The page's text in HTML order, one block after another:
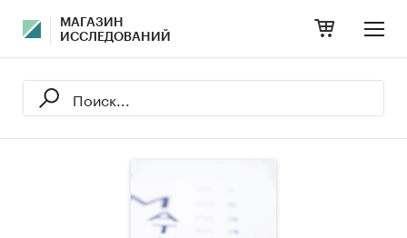
МАГАЗИН
ИССЛЕДОВАНИЙ